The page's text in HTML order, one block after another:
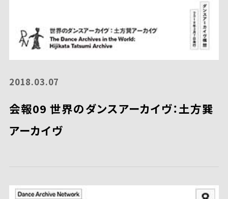
2018.03.07
会報09 世界のダンスアーカイヴ：土方巽
アーカイヴ